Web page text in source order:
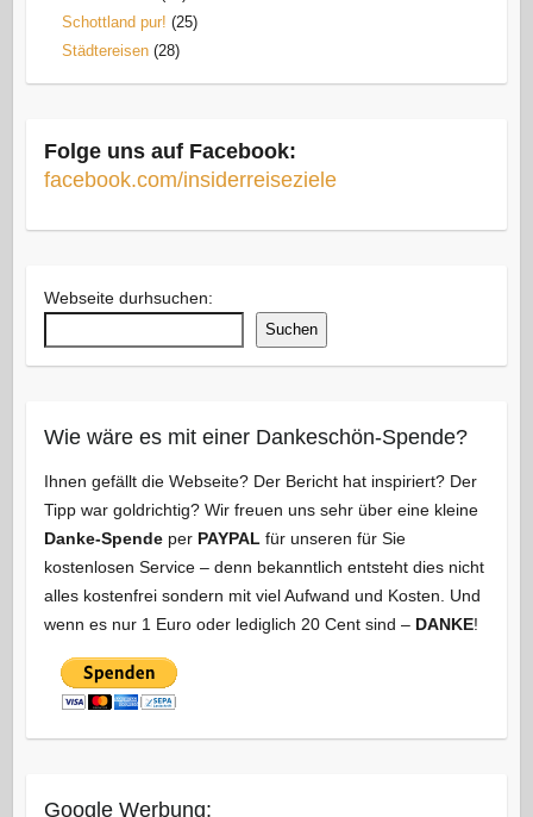
Schottland pur! (25)
Städtereisen(28)
Folge uns auf Facebook:
facebook.com/insiderreiseziele
Webseite durhsuchen:
Suchen
Wie wäre es mit einer Dankeschön-Spende?
Ihnen gefällt die Webseite? Der Bericht hat inspiriert? Der
Tipp war goldrichtig? Wir freuen uns sehr über eine kleine
Danke-Spendeper PAYPAL für unseren für Sie
kostenlosen Service – denn bekanntlich entsteht dies nicht
alles kostenfrei sondern mit viel Aufwand und Kosten. Und
wenn es nur 1 Euro oder lediglich 20 Cent sind – DANKE!
Google Werbung: